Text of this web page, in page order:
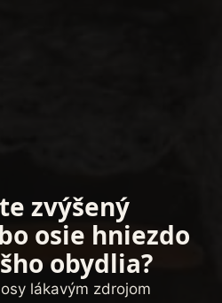
zvýšený
osie hniezdo
obydlia?
lákavým zdrojom